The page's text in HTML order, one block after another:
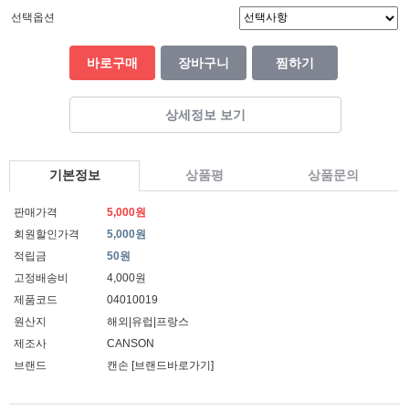
선택옵션
바로구매 장바구니 찜하기
상세정보 보기
기본정보 상품평 상품문의
판매가격
5,000원
회원할인가격
5,000원
적립금
50원
고정배송비
4,000원
제품코드
04010019
원산지
해외|유럽|프랑스
제조사
CANSON
브랜드
캔손 [브랜드바로가기]